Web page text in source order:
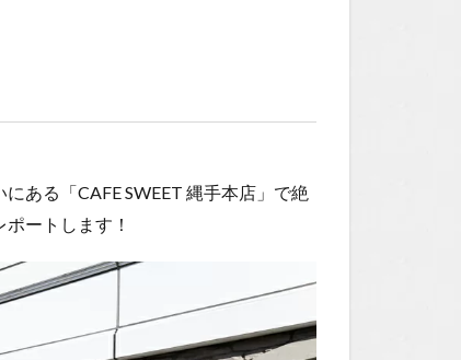
ある「CAFE SWEET 縄手本店」で絶
ートします！